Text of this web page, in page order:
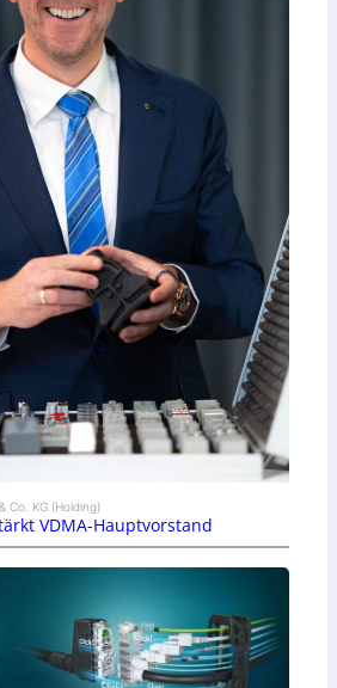
Co. KG (Holding)
VDMA-Hauptvorstand